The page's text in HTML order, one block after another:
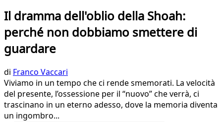
Il dramma dell'oblio della Shoah:
perché non dobbiamo smettere di
guardare
di Franco Vaccari
Viviamo in un tempo che ci rende smemorati. La velocità
del presente, l’ossessione per il “nuovo” che verrà, ci
trascinano in un eterno adesso, dove la memoria diventa
un ingombro...